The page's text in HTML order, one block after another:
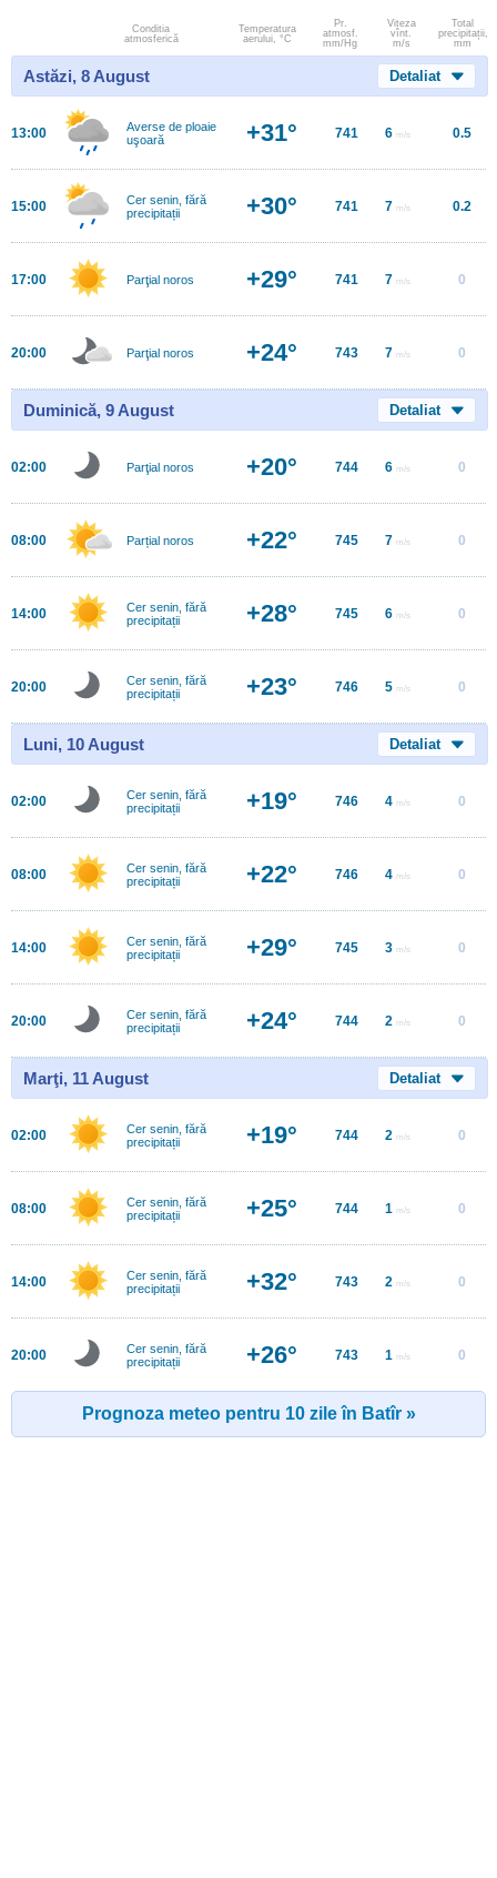
Conditia
atmosferică
Temperatura
aerului, °C
Pr.
atmosf.
mm/Hg
Viteza
vînt.
m/s
Total
precipitații,
mm
Astăzi, 8 August Detaliat
13:00
Averse de ploaie
uşoară
+31° 741 6 m/s 0.5
15:00
Cer senin, fără
precipitații
+30° 741 7 m/s 0.2
17:00 Parţial noros +29° 741 7 m/s 0
20:00 Parţial noros +24° 743 7 m/s 0
Duminică, 9 August Detaliat
02:00 Parţial noros +20° 744 6 m/s 0
08:00 Parțial noros +22° 745 7 m/s 0
14:00
Cer senin, fără
precipitații
+28° 745 6 m/s 0
20:00
Cer senin, fără
precipitații
+23° 746 5 m/s 0
Luni, 10 August Detaliat
02:00
Cer senin, fără
precipitații
+19° 746 4 m/s 0
08:00
Cer senin, fără
precipitații
+22° 746 4 m/s 0
14:00
Cer senin, fără
precipitații
+29° 745 3 m/s 0
20:00
Cer senin, fără
precipitații
+24° 744 2 m/s 0
Marţi, 11 August Detaliat
02:00
Cer senin, fără
precipitații
+19° 744 2 m/s 0
08:00
Cer senin, fără
precipitații
+25° 744 1 m/s 0
14:00
Cer senin, fără
precipitații
+32° 743 2 m/s 0
20:00
Cer senin, fără
precipitații
+26° 743 1 m/s 0
Prognoza meteo pentru 10 zile în Batîr »